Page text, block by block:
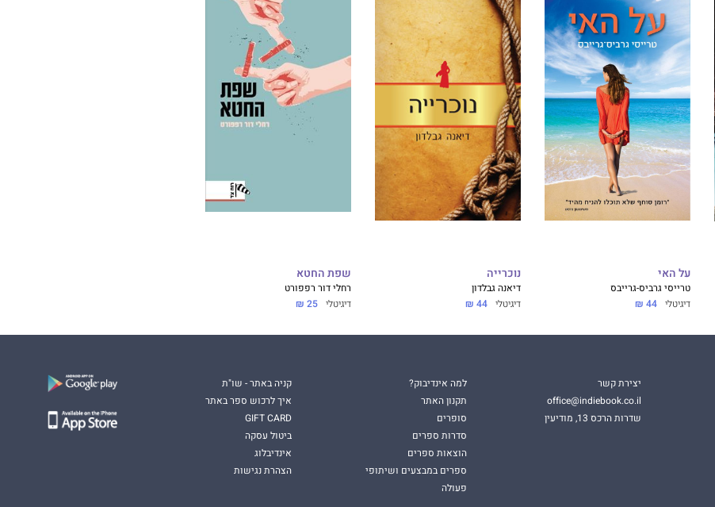
על האי
טרייסי גרביס-גרייבס
דיגיטלי 44 ₪
נוכרייה
דיאנה גבלדון
דיגיטלי 44 ₪
שפת החטא
רחלי דור רפפורט
דיגיטלי 25 ₪
יצירת קשר
office@indiebook.co.il
שדרות הרכס 13, מודיעין
למה אינדיבוק?
תקנון האתר
סופרים
סדרות ספרים
הוצאות ספרים
ספרים במבצעים ושיתופי
פעולה
קניה באתר - שו"ת
איך לרכוש ספר באתר
GIFT CARD
ביטול עסקה
אינדיבלוג
הצהרת נגישות